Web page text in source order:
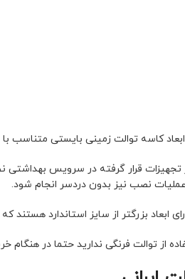
کاسه توالت زمینی بایستی
قرار گرفته در سرویس بهداشتی
نصب نیز بدون دردسر انجام شود.
ابعاد بزرگتر از سایز استاندارد هستند
از توالت فرنگی ندارید حتما در